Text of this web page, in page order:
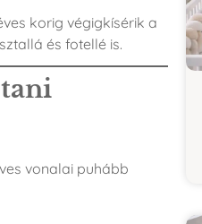
korig végigkísérik a
és fotellé is.
vonalai puhább